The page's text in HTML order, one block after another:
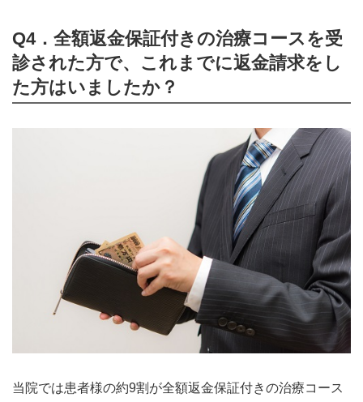
Q4．全額返金保証付きの治療コースを受
診された方で、これまでに返金請求をし
た方はいましたか？
当院では患者様の約9割が全額返金保証付きの治療コース